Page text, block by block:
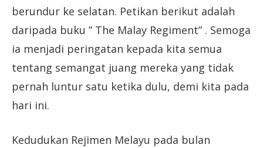
berundur ke selatan. Petikan berikut adalah
daripada buku ” The Malay Regiment” . Semoga
ia menjadi peringatan kepada kita semua
tentang semangat juang mereka yang tidak
pernah luntur satu ketika dulu, demi kita pada
hari ini.
Kedudukan Rejimen Melayu pada bulan